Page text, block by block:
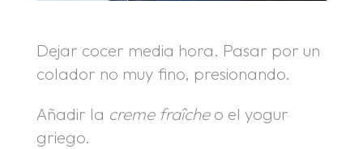
Dejar cocer media hora. Pasar por un
colador no muy fino, presionando.
Añadir la creme fraîcheo el yogur
griego.